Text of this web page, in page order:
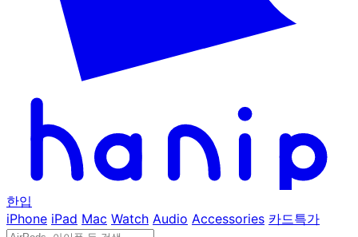
한입
iPhone iPad Mac Watch Audio Accessories 카드특가